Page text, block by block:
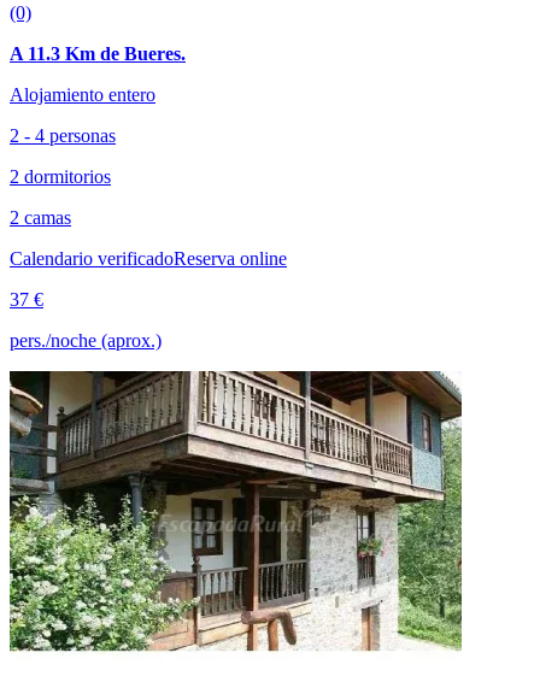
(0)
A 11.3 Km de Bueres.
Alojamiento entero
2 - 4 personas
2 dormitorios
2 camas
Calendario verificadoReserva online
37 €
pers./noche (aprox.)